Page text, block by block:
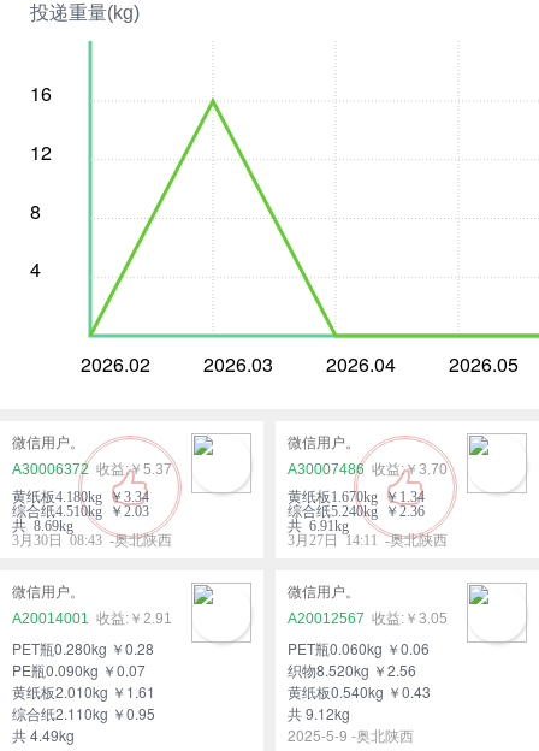
投递重量(kg)
16
12
8
4
2026.02 2026.03 2026.04 2026.05
微信用户。
A30006372
￥5.37
黄纸板4.180kg ￥3.34
综合纸4.510kg ￥2.03
共 8.69kg
3月30日 08:43 -奥北陕西
微信用户。
A30007486
￥3.70
黄纸板1.670kg ￥1.34
综合纸5.240kg ￥2.36
共 6.91kg
3月27日 14:11 -奥北陕西
微信用户。
A20014001
￥2.91
PET瓶0.280kg ￥0.28
PE瓶0.090kg ￥0.07
黄纸板2.010kg ￥1.61
综合纸2.110kg ￥0.95
共 4.49kg
微信用户。
A20012567
￥3.05
PET瓶0.060kg ￥0.06
织物8.520kg ￥2.56
黄纸板0.540kg ￥0.43
共 9.12kg
2025-5-9 -奥北陕西